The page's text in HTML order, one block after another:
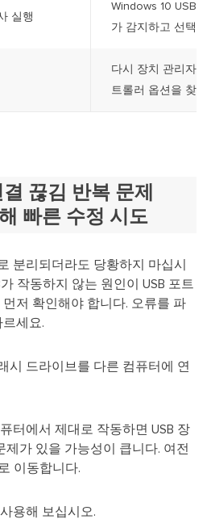
실행
Windows 10 USB
가 감지하고 선택
다시 장치 관리자
트롤러 옵션을 찾습
끊김 반복 문제
빠른 수정 시도
분리되더라도 당황하지 마십시
작동하지 않는 원인이 USB 포트
저 확인해야 합니다. 오류를 파
세요.
시 드라이브를 다른 컴퓨터에 연
터에서 제대로 작동하면 USB 장
제가 있을 가능성이 큽니다. 여전
이동합니다.
용해 보십시오.